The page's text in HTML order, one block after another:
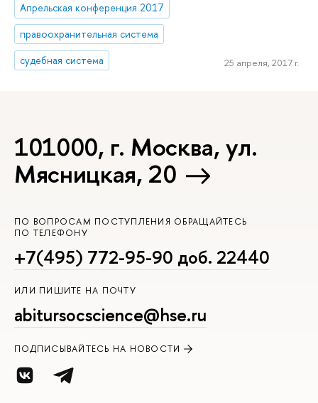
Апрельская конференция 2017
правоохранительная система
судебная система
25 апреля, 2017 г.
101000, г. Москва, ул.
Мясницкая, 20
ПО ВОПРОСАМ ПОСТУПЛЕНИЯ ОБРАЩАЙТЕСЬ
ПО ТЕЛЕФОНУ
+7(495) 772-95-90 доб. 22440
ИЛИ ПИШИТЕ НА ПОЧТУ
abitursocscience@hse.ru
ПОДПИСЫВАЙТЕСЬ НА НОВОСТИ